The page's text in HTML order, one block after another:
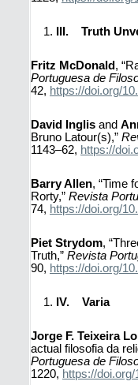
III. Truth
Fritz McDonald,
Portuguesa de
42, https://doi.org/
David Inglis and
Bruno Latour(s),”
1143–62, https://
Barry Allen, “Time
Rorty,” Revista
74, https://doi.org/
Piet Strydom,
Truth,” Revista
90, https://doi.org/
IV. Varia
Jorge F. Teixeira
actual filosofia da
Portuguesa de
1220, https://